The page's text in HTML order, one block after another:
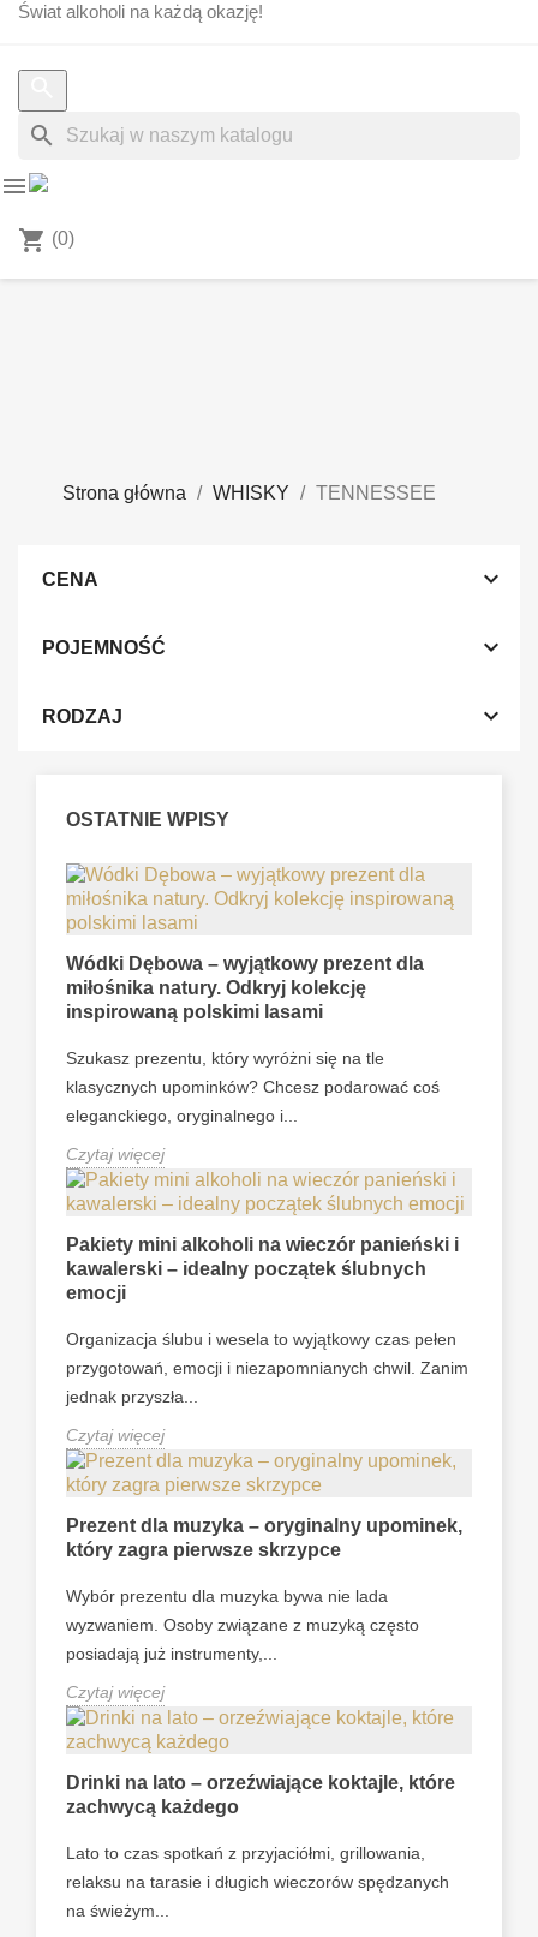
Świat alkoholi na każdą okazję!
search

shopping_cart (0)
Strona główna WHISKY TENNESSEE
CENA 
POJEMNOŚĆ 
RODZAJ 
OSTATNIE WPISY
Wódki Dębowa – wyjątkowy prezent dla
miłośnika natury. Odkryj kolekcję
inspirowaną polskimi lasami
Szukasz prezentu, który wyróżni się na tle
klasycznych upominków? Chcesz podarować coś
eleganckiego, oryginalnego i...
Czytaj więcej
Pakiety mini alkoholi na wieczór panieński i
kawalerski – idealny początek ślubnych
emocji
Organizacja ślubu i wesela to wyjątkowy czas pełen
przygotowań, emocji i niezapomnianych chwil. Zanim
jednak przyszła...
Czytaj więcej
Prezent dla muzyka – oryginalny upominek,
który zagra pierwsze skrzypce
Wybór prezentu dla muzyka bywa nie lada
wyzwaniem. Osoby związane z muzyką często
posiadają już instrumenty,...
Czytaj więcej
Drinki na lato – orzeźwiające koktajle, które
zachwycą każdego
Lato to czas spotkań z przyjaciółmi, grillowania,
relaksu na tarasie i długich wieczorów spędzanych
na świeżym...